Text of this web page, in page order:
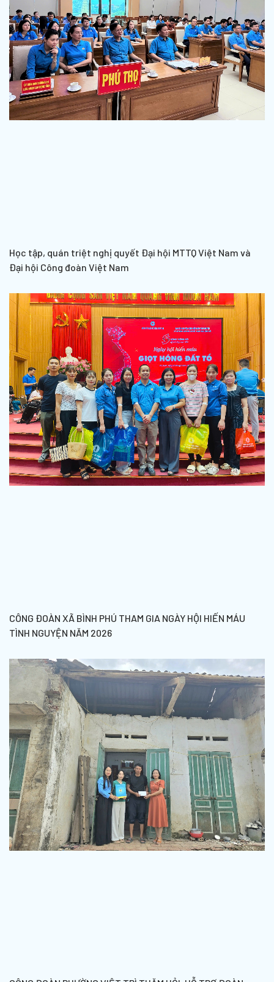
Học tập, quán triệt nghị quyết Đại hội MTTQ Việt Nam và
Đại hội Công đoàn Việt Nam
CÔNG ĐOÀN XÃ BÌNH PHÚ THAM GIA NGÀY HỘI HIẾN MÁU
TÌNH NGUYỆN NĂM 2026